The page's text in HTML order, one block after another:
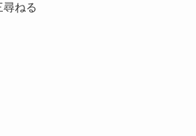
ねる